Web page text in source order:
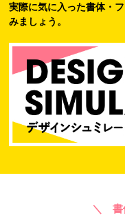
実際に気に入った書体・
みましょう。
＼ 書